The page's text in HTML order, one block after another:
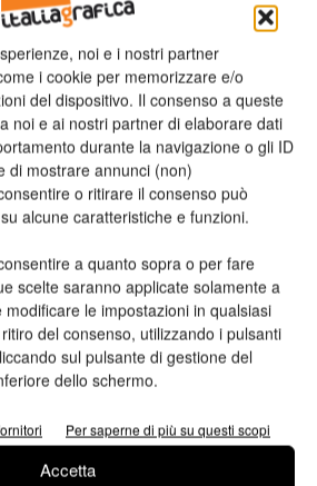
noi e i nostri partner
i cookie per memorizzare e/o
del dispositivo. Il consenso a queste
noi e ai nostri partner di elaborare dati
durante la navigazione o gli ID
di mostrare annunci (non)
o ritirare il consenso può
alcune caratteristiche e funzioni.
a quanto sopra o per fare
scelte saranno applicate solamente a
le impostazioni in qualsiasi
del consenso, utilizzando i pulsanti
sul pulsante di gestione del
dello schermo.
Per saperne di più su questi scopi
Accetta